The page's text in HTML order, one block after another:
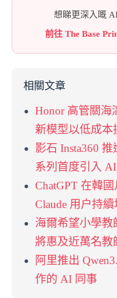
想睇更深入嘅
前往 The Base
相關文章
Honor 高管關海
新模型以低成本
影石 Insta360
系列首度引入
ChatGPT 在韓
Claude 用户持
海爾希望小學
將惠及近萬名教
阿里推出
作的 AI 同事